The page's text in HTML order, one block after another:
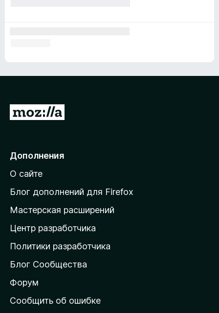
П
е
й
т
и
а
д
о
а
ш
н
Дополнения
О сайте
Блог дополнений для Firefox
Мастерская расширений
Центр разработчика
Политики разработчика
Блог Сообщества
Форум
Сообщить об ошибке